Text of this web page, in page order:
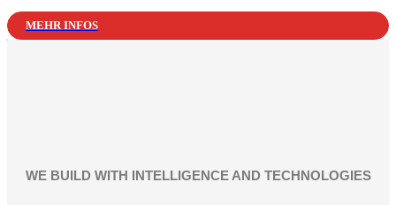
MEHR INFOS
WE BUILD WITH INTELLIGENCE AND TECHNOLOGIES